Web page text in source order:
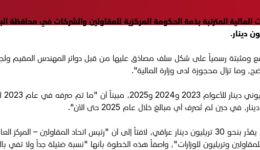
المترتبة بذمة الحكومة المركزية للمقاولين والشركات في محافظة
ومثبتة رسمياً على شكل سلف مصادَق عليها من قبل دوائر المهندس المقيم
وما تزال محجوزة لدى وزارة المالية".
وكشف المالكي عن "مجموع مستحقات المقاولين في عموم محافظات العراق يقدَّر بنحو 30 تريليون دينار عراقي، لافتاً إلى أن
وتريليون للوزارات"، واصفاً هذه الخطوة بأنها "نسبة ضئيلة جداً ولا تفي